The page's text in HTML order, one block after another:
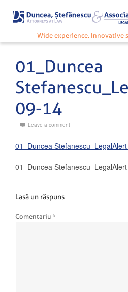
Wide experience. Innovative
01_Duncea
09-14
Leave a comment
01_Duncea
01_Duncea
Lasă un răspuns
Comentariu *